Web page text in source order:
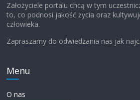
Założyciele portalu chcą w tym
to, co podnosi jakość życia oraz
człowieka.
Zapraszamy do odwiedzania nas jak
Menu
O nas